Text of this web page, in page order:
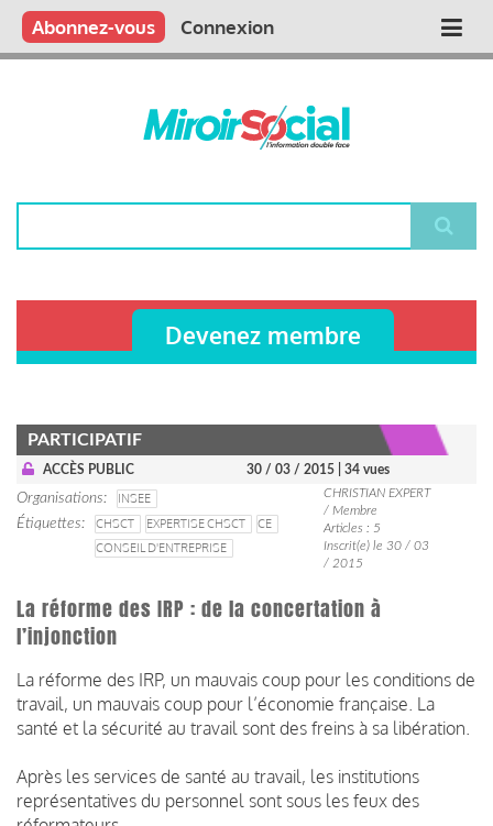
Aller
contenu
Main
Qui sommes nous ?
Vous publiez
Nous publions
Contactez-nous
Abonnez-vous Connexion
Devenez membre
PARTICIPATIF
ACCÈS PUBLIC 30 / 03 / 2015 | 34 vues
Organisations
INSEE
Étiquettes
CHSCT EXPERTISE CHSCT
CE
CONSEIL D'ENTREPRISE
CHRISTIAN EXPERT
/ Membre
Articles : 5
Inscrit(e) le 30 / 03
/ 2015
La réforme des IRP : de la concertation à
l’injonction
La réforme des IRP, un mauvais coup pour les conditions de
travail, un mauvais coup pour l’économie française. La
santé et la sécurité au travail sont des freins à sa libération.
Après les services de santé au travail, les institutions
représentatives du personnel sont sous les feux des